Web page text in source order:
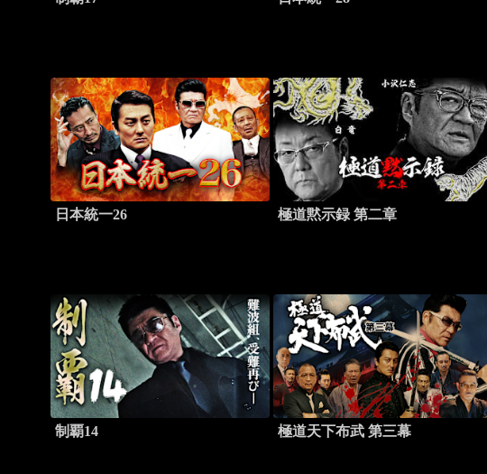
日本統一26 極道黙示録 第二章
制覇14 極道天下布武 第三幕